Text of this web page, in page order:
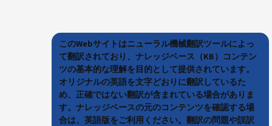
このWebサイトはニューラル機械翻訳ツールによっ
て翻訳されており、ナレッジベース（KB）コンテン
ツの基本的な理解を目的として提供されています。
オリジナルの英語を文字どおりに翻訳しているた
め、正確ではない翻訳が含まれている場合がありま
す。ナレッジベースの元のコンテンツを確認する場
合は、英語版をご利用ください。翻訳の問題や誤訳